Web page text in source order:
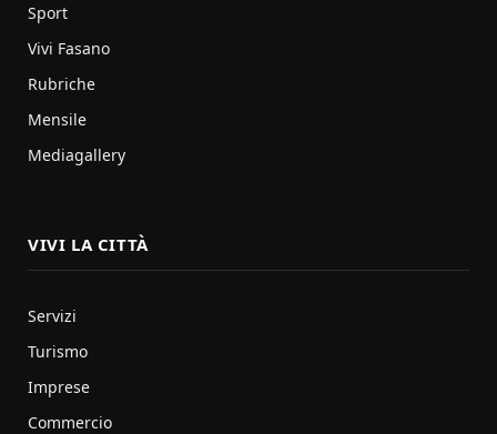
Sport
Vivi Fasano
Rubriche
Mensile
Mediagallery
VIVI LA CITTÀ
Servizi
Turismo
Imprese
Commercio